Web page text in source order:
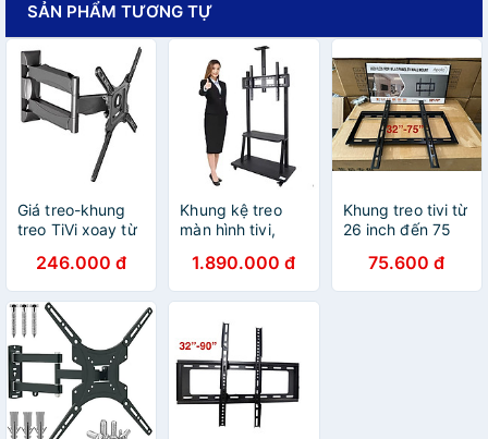
SẢN PHẨM TƯƠNG TỰ
Giá treo-khung
treo TiVi xoay từ
L400 tải trọng
31kg - Hàng
nhập khẩu
246.000 đ
Khung kệ treo
màn hình tivi,
di động Apollo
1800 kích thước
60 ”– 100“ tải
trọng 150kg -
Hàng nhập khẩu
1.890.000 đ
Khung treo tivi từ
26 inch đến 75
50kg, Loại dày,
chắc chắn, nặng
75.600 đ